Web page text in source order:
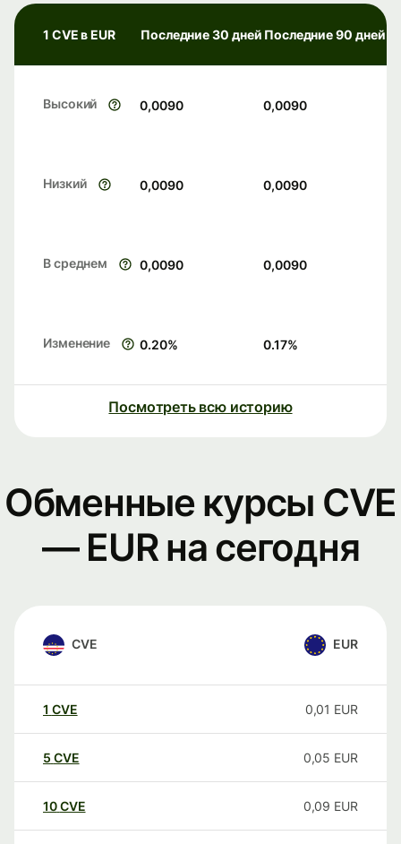
1 CVE в EUR Последние 30 дней Последние 90 дней
Высокий 0,0090 0,0090
Низкий 0,0090 0,0090
В среднем 0,0090 0,0090
Изменение 0.20% 0.17%
Посмотреть всю историю
Обменные курсы CVE
— EUR на сегодня
CVE EUR
1 CVE 0,01 EUR
5 CVE 0,05 EUR
10CVE 0,09 EUR